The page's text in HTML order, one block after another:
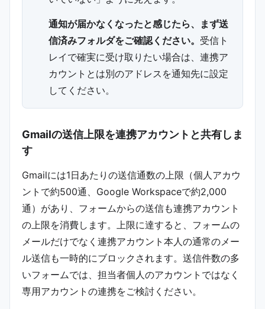
通知が届かなくなったと感じたら、まず送
信済みフォルダをご確認ください。 受信ト
レイで確実に受け取りたい場合は、連携ア
カウントとは別のアドレスを通知先に設定
してください。
Gmailの送信上限を連携アカウントと共有しま
す
Gmailには1日あたりの送信通数の上限（個人アカウ
ントで約500通、Google Workspaceで約2,000
通）があり、フォームからの送信も連携アカウント
の上限を消費します。上限に達すると、フォームの
メールだけでなく連携アカウント本人の通常のメー
ル送信も一時的にブロックされます。送信件数の多
いフォームでは、担当者個人のアカウントではなく
専用アカウントの連携をご検討ください。